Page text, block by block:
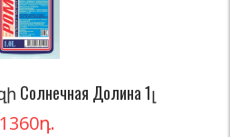
Долина 1լ
1360դ.